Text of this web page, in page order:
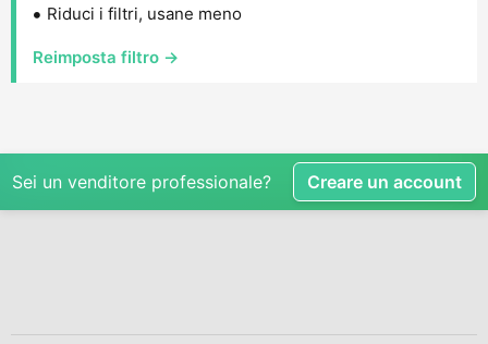
Riduci i filtri, usane meno
Reimposta filtro →
Sei un venditore professionale? Creare un account